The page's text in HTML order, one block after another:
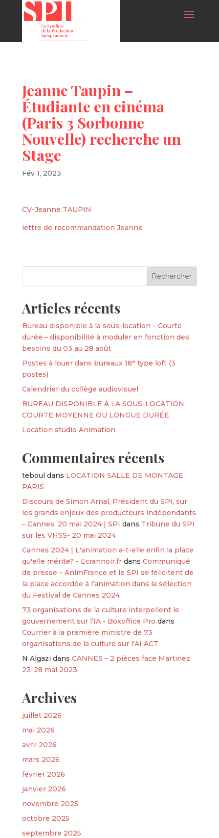
Jeanne Taupin –
Étudiante en cinéma
(Paris 3 Sorbonne
Nouvelle) recherche un
Stage
Fév 1, 2023
CV-Jeanne TAUPIN
lettre de recommandation Jeanne
Articles récents
Bureau disponible à la sous-location – Courte
durée – disponibilité à moduler en fonction des
besoins du 03 au 28 août
Postes à louer dans bureaux 18ᵉ type loft (3
postes)
Calendrier du collège audiovisuel
BUREAU DISPONIBLE À LA SOUS-LOCATION
COURTE MOYENNE OU LONGUE DURÉE
Location studio Animation
Commentaires récents
teboul dans LOCATION SALLE DE MONTAGE
PARIS
Discours de Simon Arnal, Président du SPI, sur
les grands enjeux des producteurs indépendants
– Cannes, 20 mai 2024 | SPI dans Tribune du SPI
sur les VHSS- 20 mai 2024
Cannes 2024 | L'animation a-t-elle enfin la place
qu'elle mérite? - Ecrannoir.frdans Communiqué
de presse – AnimFrance et le SPI se félicitent de
la place accordée à l’animation dans la sélection
du Festival de Cannes 2024
73 organisations de la culture interpellent le
gouvernement sur l’IA - Boxoffice Pro dans
Courrier à la première ministre de 73
organisations de la culture sur l’AI ACT
N Algazi dans CANNES – 2 pièces face Martinez
23-28 mai 2023
Archives
juillet 2026
mai 2026
avril 2026
mars 2026
février 2026
janvier 2026
novembre 2025
octobre 2025
septembre 2025